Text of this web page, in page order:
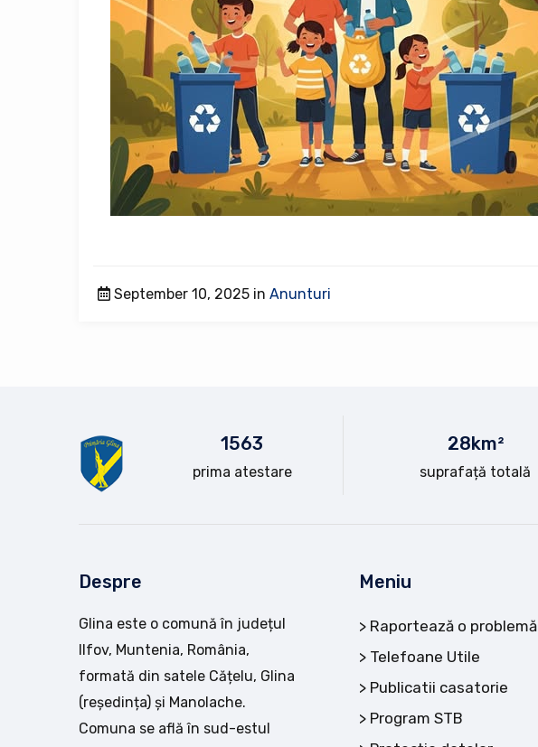
September 10, 2025 in Anunturi
1563
prima atestare
28km²
suprafață totală
Despre
Glina este o comună în județul
Ilfov, Muntenia, România,
formată din satele Cățelu, Glina
(reședința) și Manolache.
Comuna se află în sud-estul
Meniu
Raportează o problemă
Telefoane Utile
Publicatii casatorie
Program STB